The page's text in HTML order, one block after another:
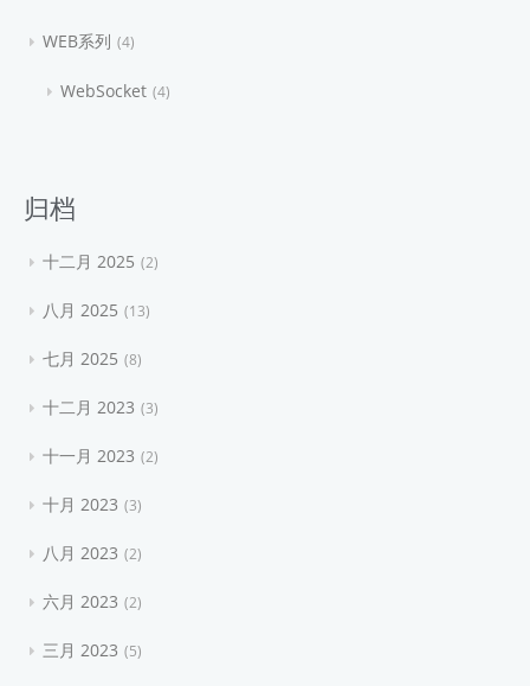
WEB系列 4
WebSocket 4
归档
十二月 2025 2
八月 2025 13
七月 2025 8
十二月 2023 3
十一月 2023 2
十月 2023 3
八月 2023 2
六月 2023 2
三月 2023 5